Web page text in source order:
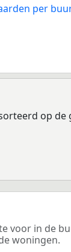
per
op de
voor in de
woningen.